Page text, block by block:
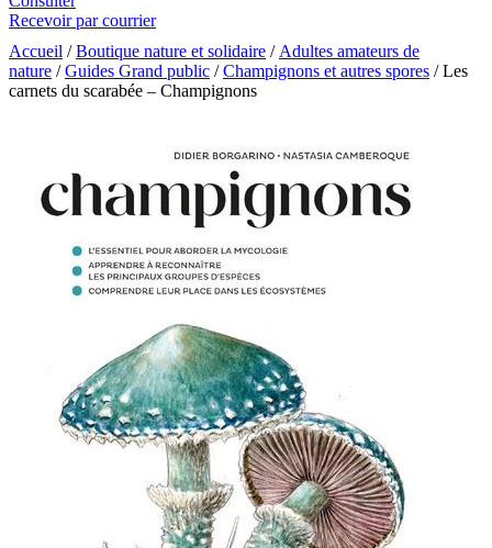
Recevoir par courrier
Accueil /Boutique nature et solidaire / Adultes amateurs de
nature /Guides Grand public /Champignons et autres spores / Les
carnets du scarabée – Champignons